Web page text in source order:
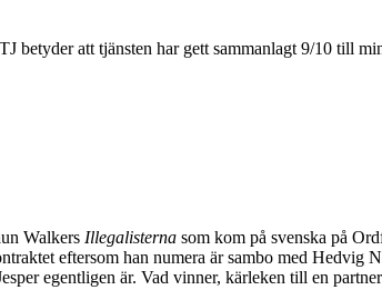
betyder att tjänsten har gett sammanlagt 9/10 till
Walkers Illegalisterna som kom på svenska på
eftersom han numera är sambo med Hedvig
egentligen är. Vad vinner, kärleken till en